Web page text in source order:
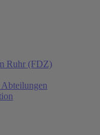
Ruhr (FDZ)